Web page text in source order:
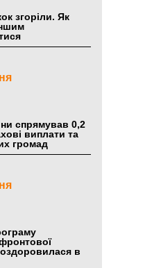
згоріли. Як
спрямував 0,2
виплати та
громад
в